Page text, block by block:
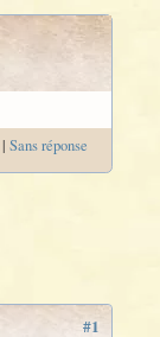
| Sans réponse
#1